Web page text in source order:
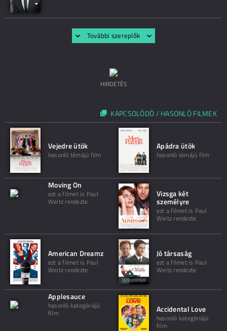
További szereplők
HIRDETÉS
KAPCSOLÓDÓ / HASONLÓ FILMEK
Vejedre ütök
hasonló témájú film
Apádra ütök
hasonló témájú film
Moving On
ezt a filmet is Paul
Weitz rendezte
Vizsga két
személyre
ezt a filmet is Paul
Weitz rendezte
American Dreamz
ezt a filmet is Paul
Weitz rendezte
Jó társaság
ezt a filmet is Paul
Weitz rendezte
Applesauce
hasonló kategóriájú
film Accidental Love
hasonló kategóriájú
film